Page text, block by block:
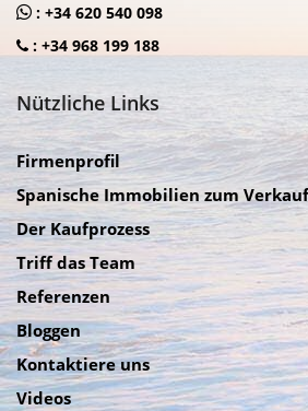
: +34 620 540 098
: +34 968 199 188
Nützliche Links
Firmenprofil
Spanische Immobilien zum Verkauf
Der Kaufprozess
Triff das Team
Referenzen
Bloggen
Kontaktiere uns
Videos